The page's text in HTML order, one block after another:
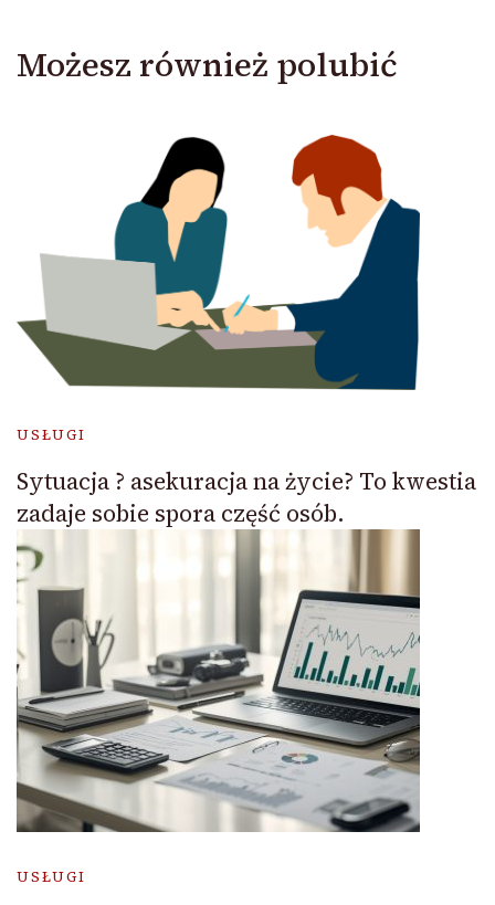
Możesz również polubić
USŁUGI
Sytuacja ? asekuracja na życie? To kwestia
zadaje sobie spora część osób.
USŁUGI